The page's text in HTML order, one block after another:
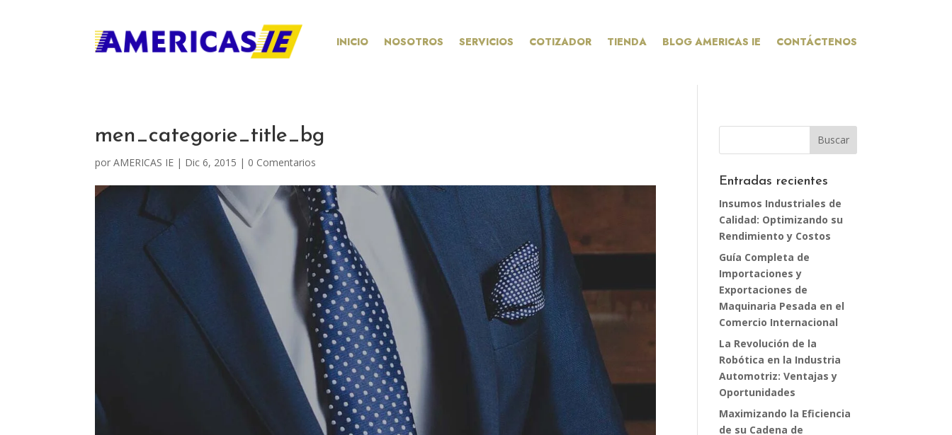
INICIO NOSOTROS SERVICIOS COTIZADOR TIENDA BLOG AMERICAS IE CONTÁCTENOS
men_categorie_title_bg
porAMERICAS IE | Dic 6, 2015 | 0 Comentarios
Entradas recientes
Insumos Industriales de
Calidad: Optimizando su
Rendimiento y Costos
Guía Completa de
Importaciones y
Exportaciones de
Maquinaria Pesada en el
Comercio Internacional
La Revolución de la
Robótica en la Industria
Automotriz: Ventajas y
Oportunidades
Maximizando la Eficiencia
de su Cadena de